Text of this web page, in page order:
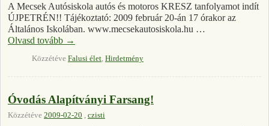
A Mecsek Autósiskola autós és motoros KRESZ tanfolyamot indít
ÚJPETRÉN!! Tájékoztató: 2009 február 20-án 17 órakor az
Általános Iskolában. www.mecsekautosiskola.hu …
Olvasd tovább →
Közzétéve Falusi élet, Hirdetmény
Óvodás Alapítványi Farsang!
Közzétéve 2009-02-20 , czisti